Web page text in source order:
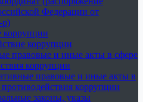
Федерации от
р)
коррупции
коррупции
правовые и иные акты в сфере
коррупции
правовые и иные акты в
противодействия коррупции
законы, указы